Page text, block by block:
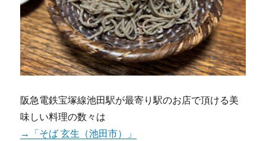
阪急電鉄宝塚線池田駅が最寄り駅のお店で頂ける美
味しい料理の数々は
→「そば 玄生（池田市）」